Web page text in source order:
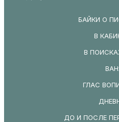
БАЙКИ О
В
В
ГЛАС
ДО И ПОСЛЕ